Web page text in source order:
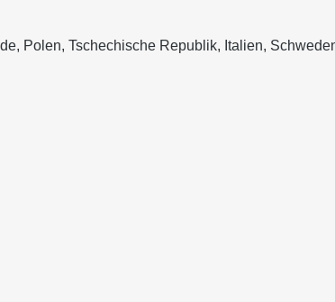
Polen, Tschechische Republik, Italien,